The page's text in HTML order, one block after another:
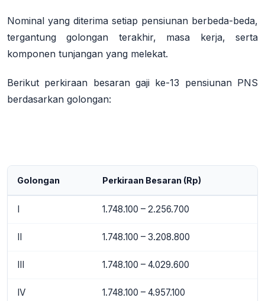
Nominal yang diterima setiap pensiunan berbeda-beda,
tergantung golongan terakhir, masa kerja, serta
komponen tunjangan yang melekat.
Berikut perkiraan besaran gaji ke-13 pensiunan PNS
berdasarkan golongan:
Golongan Perkiraan Besaran (Rp)
I 1.748.100 – 2.256.700
II 1.748.100 – 3.208.800
III 1.748.100 – 4.029.600
IV 1.748.100 – 4.957.100